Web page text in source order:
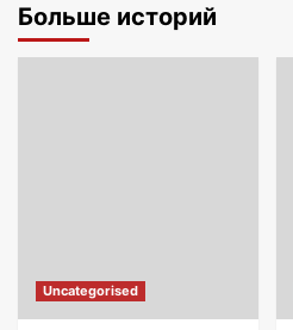
Больше историй
Uncategorised